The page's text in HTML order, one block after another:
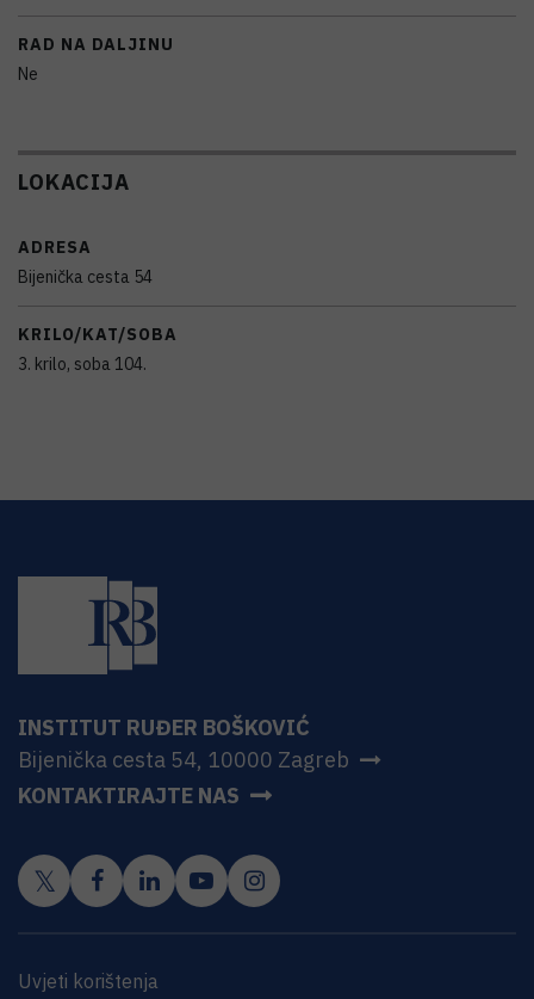
RAD NA DALJINU
Ne
LOKACIJA
ADRESA
Bijenička cesta 54
KRILO/KAT/SOBA
3. krilo, soba 104.
INSTITUT RUĐER BOŠKOVIĆ
Bijenička cesta 54, 10000 Zagreb
KONTAKTIRAJTE NAS
Uvjeti korištenja